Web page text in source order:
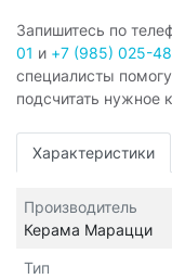
Запишитесь по
01 и +7 (985) 025-
специалисты
подсчитать нужное
Характеристики
Производитель
Керама Марацци
Тип